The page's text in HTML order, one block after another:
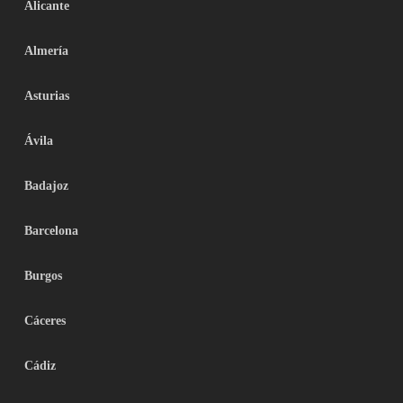
Alicante
Almería
Asturias
Ávila
Badajoz
Barcelona
Burgos
Cáceres
Cádiz